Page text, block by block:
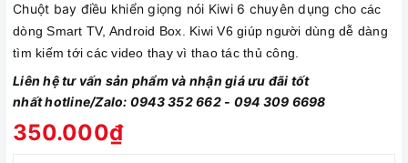
Chuột bay điều khiển giọng nói Kiwi 6 chuyên dụng cho các
dòng Smart TV, Android Box. Kiwi V6 giúp người dùng dễ dàng
tìm kiếm tới các video thay vì thao tác thủ công.
Liên hệ tư vấn sản phẩm và nhận giá ưu đãi tốt
nhất hotline/Zalo: 0943 352 662 - 094 309 6698
350.000₫